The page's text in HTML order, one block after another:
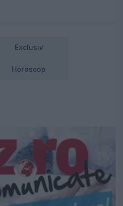
Exclusiv
Horoscop